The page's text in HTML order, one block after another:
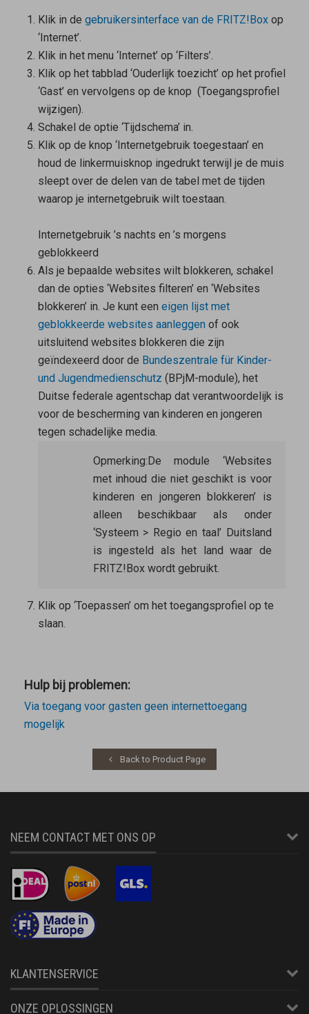
Klik in de gebruikersinterface van de FRITZ!Boxop
‘Internet’.
Klik in het menu ‘Internet’ op ‘Filters’.
Klik op het tabblad ‘Ouderlijk toezicht’ op het profiel
‘Gast’ en vervolgens op de knop (Toegangsprofiel
wijzigen).
Schakel de optie ‘Tijdschema’ in.
Klik op de knop ‘Internetgebruik toegestaan’ en
houd de linkermuisknop ingedrukt terwijl je de muis
sleept over de delen van de tabel met de tijden
waarop je internetgebruik wilt toestaan.
Internetgebruik ’s nachts en ’s morgens
geblokkeerd
Als je bepaalde websites wilt blokkeren, schakel
dan de opties ‘Websites filteren’ en ‘Websites
blokkeren’ in. Je kunt een eigen lijst met
geblokkeerde websites aanleggen of ook
uitsluitend websites blokkeren die zijn
geïndexeerd door de Bundeszentrale für Kinder-
und Jugendmedienschutz (BPjM-module), het
Duitse federale agentschap dat verantwoordelijk is
voor de bescherming van kinderen en jongeren
tegen schadelijke media.
Opmerking:De module ‘Websites
met inhoud die niet geschikt is voor
kinderen en jongeren blokkeren’ is
alleen beschikbaar als onder
‘Systeem > Regio en taal’ Duitsland
is ingesteld als het land waar de
FRITZ!Box wordt gebruikt.
Klik op ‘Toepassen’ om het toegangsprofiel op te
slaan.
Hulp bij problemen:
Via toegang voor gasten geen internettoegang
mogelijk
Back to Product Page
NEEM CONTACT MET ONS OP
KLANTENSERVICE
ONZE OPLOSSINGEN